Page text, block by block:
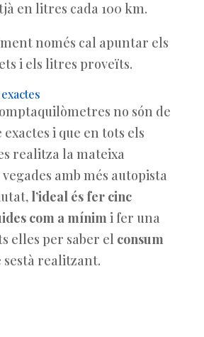
en litres cada 100 km.
només cal apuntar els
i els litres proveïts.
no són de
i que en tots els
realitza la mateixa
amb més autopista
l’ideal és fer cinc
com a mínim i fer una
elles per saber el consum
sestà realitzant.